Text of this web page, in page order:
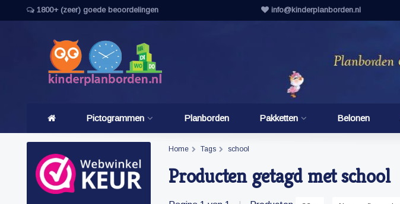
1800+ (zeer) goede beoordelingen info@kinderplanborden.nl
Pictogrammen Planborden Pakketten Belonen
Home Tags school
Producten getagd met school